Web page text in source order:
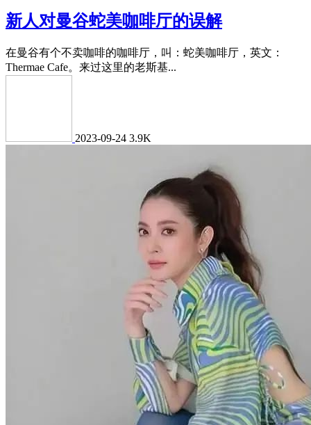
新人对曼谷蛇美咖啡厅的误解
在曼谷有个不卖咖啡的咖啡厅，叫：蛇美咖啡厅，英文：
Thermae Cafe。来过这里的老斯基...
2023-09-24 3.9K